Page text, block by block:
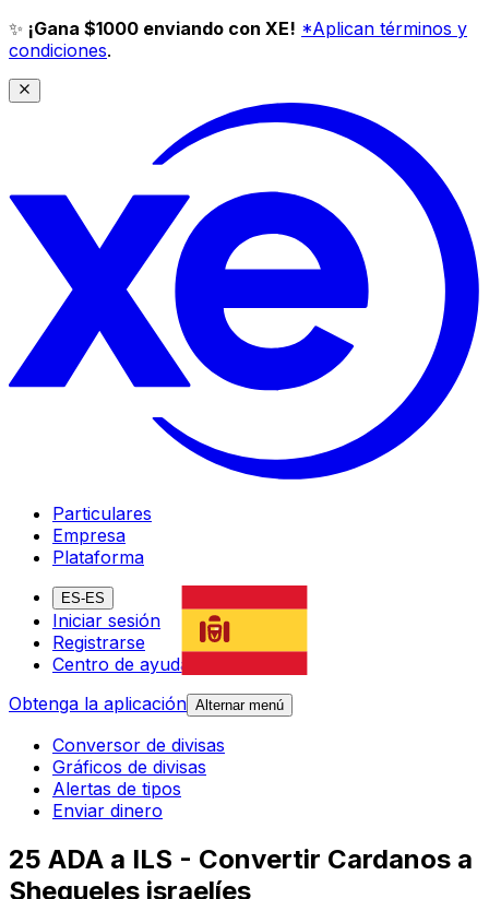
✨ ¡Gana $1000 enviando con XE! *Aplican términos y
condiciones.
Particulares
Empresa
Plataforma
ES-ES
Iniciar sesión
Registrarse
Centro de ayuda
Obtenga la aplicación Alternar menú
Conversor de divisas
Gráficos de divisas
Alertas de tipos
Enviar dinero
25 ADA a ILS - Convertir Cardanos a
Shequeles israelíes